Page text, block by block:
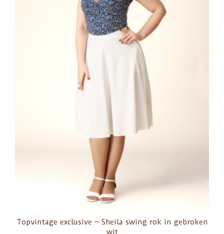
Topvintage exclusive ~ Sheila swing rok in gebroken
wit